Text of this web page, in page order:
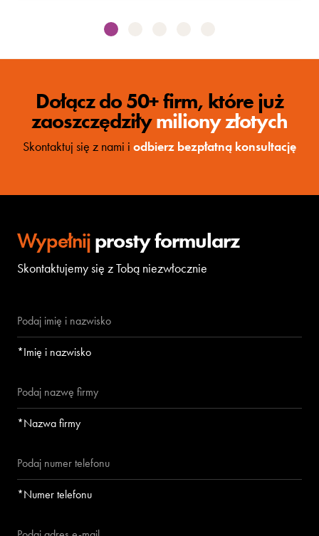
Dołącz do 50+ firm, które już
zaoszczędziłymiliony złotych
Skontaktuj się z nami i odbierz bezpłatną konsultację
Wypełnijprosty formularz
Skontaktujemy się z Tobą niezwłocznie
*Imię i nazwisko
*Nazwa firmy
*Numer telefonu